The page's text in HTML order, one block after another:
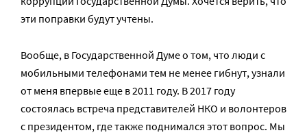
эти поправки будут учтены.
Вообще, в Государственной Думе о том, что люди с
мобильными телефонами тем не менее гибнут, узнали
от меня впервые еще в 2011 году. В 2017 году
состоялась встреча представителей НКО и волонтеров
с президентом, где также поднимался этот вопрос. Мы